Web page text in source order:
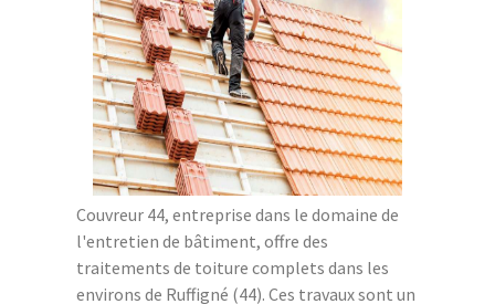
Couvreur 44, entreprise dans le domaine de
l'entretien de bâtiment, offre des
traitements de toiture complets dans les
environs de Ruffigné (44). Ces travaux sont un